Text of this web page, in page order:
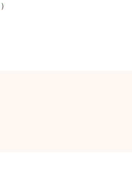
）